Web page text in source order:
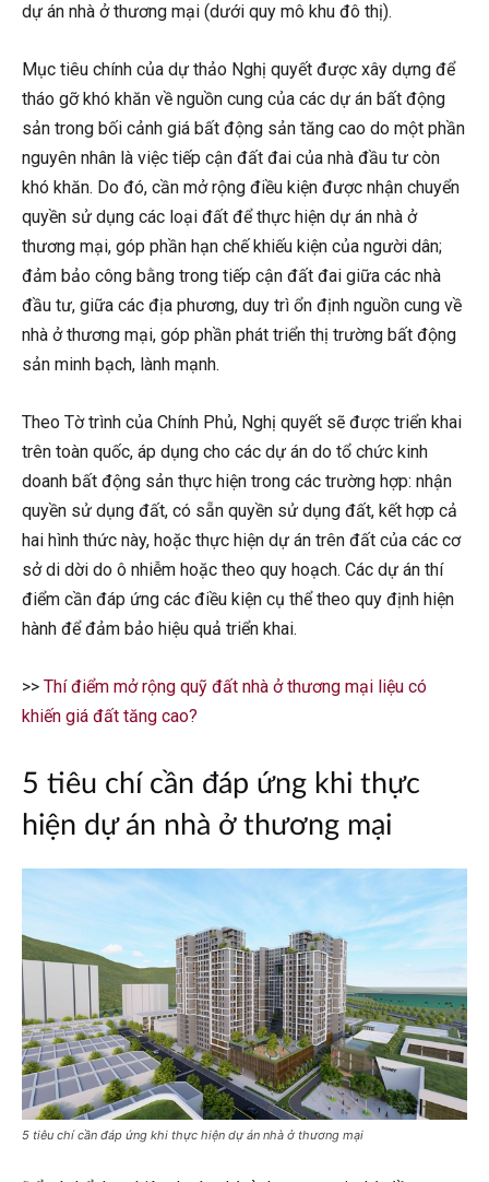
dự án nhà ở thương mại (dưới quy mô khu đô thị).
Mục tiêu chính của dự thảo Nghị quyết được xây dựng để
tháo gỡ khó khăn về nguồn cung của các dự án bất động
sản trong bối cảnh giá bất động sản tăng cao do một phần
nguyên nhân là việc tiếp cận đất đai của nhà đầu tư còn
khó khăn. Do đó, cần mở rộng điều kiện được nhận chuyển
quyền sử dụng các loại đất để thực hiện dự án nhà ở
thương mại, góp phần hạn chế khiếu kiện của người dân;
đảm bảo công bằng trong tiếp cận đất đai giữa các nhà
đầu tư, giữa các địa phương, duy trì ổn định nguồn cung về
nhà ở thương mại, góp phần phát triển thị trường bất động
sản minh bạch, lành mạnh.
Theo Tờ trình của Chính Phủ, Nghị quyết sẽ được triển khai
trên toàn quốc, áp dụng cho các dự án do tổ chức kinh
doanh bất động sản thực hiện trong các trường hợp: nhận
quyền sử dụng đất, có sẵn quyền sử dụng đất, kết hợp cả
hai hình thức này, hoặc thực hiện dự án trên đất của các cơ
sở di dời do ô nhiễm hoặc theo quy hoạch. Các dự án thí
điểm cần đáp ứng các điều kiện cụ thể theo quy định hiện
hành để đảm bảo hiệu quả triển khai.
>> Thí điểm mở rộng quỹ đất nhà ở thương mại liệu có
khiến giá đất tăng cao?
5 tiêu chí cần đáp ứng khi thực
hiện dự án nhà ở thương mại
5 tiêu chí cần đáp ứng khi thực hiện dự án nhà ở thương mại